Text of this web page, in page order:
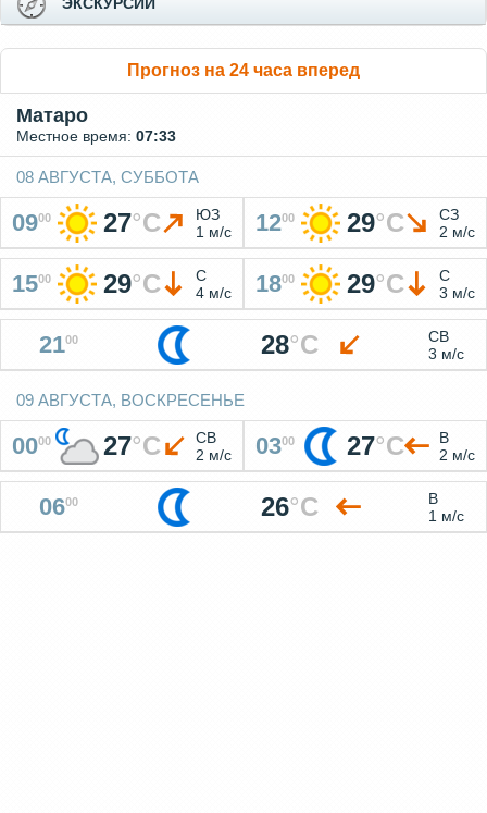
ЭКСКУРСИИ
Прогноз на 24 часа вперед
Матаро
Местное время: 07:33
08 АВГУСТА, СУББОТА
0900 27°C
ЮЗ
1 м/с
1200 29°C
СЗ
2 м/с
1500 29°C
С
4 м/с
1800 29°C
С
3 м/с
2100 28°C
СВ
3 м/с
09 АВГУСТА, ВОСКРЕСЕНЬЕ
0000 27°C
СВ
2 м/с
0300 27°C
В
2 м/с
0600 26°C
В
1 м/с